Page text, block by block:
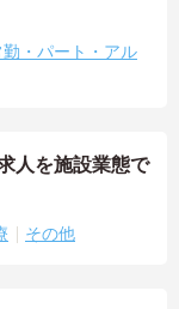
勤・パート・アル
人を施設業態で
その他